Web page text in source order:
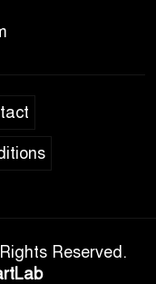
Reserved.